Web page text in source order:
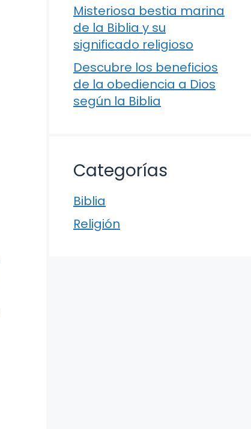
Misteriosa bestia marina
de la Biblia y su
significado religioso
Descubre los beneficios
de la obediencia a Dios
según la Biblia
Categorías
Biblia
Religión